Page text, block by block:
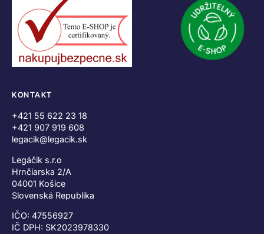
KONTAKT
+421 55 622 23 18
+421 907 919 608
legacik@legacik.sk
Legáčik s.r.o
Hrnčiarska 2/A
04001 Košice
Slovenská Republika
IČO: 47556927
IČ DPH: SK2023978330